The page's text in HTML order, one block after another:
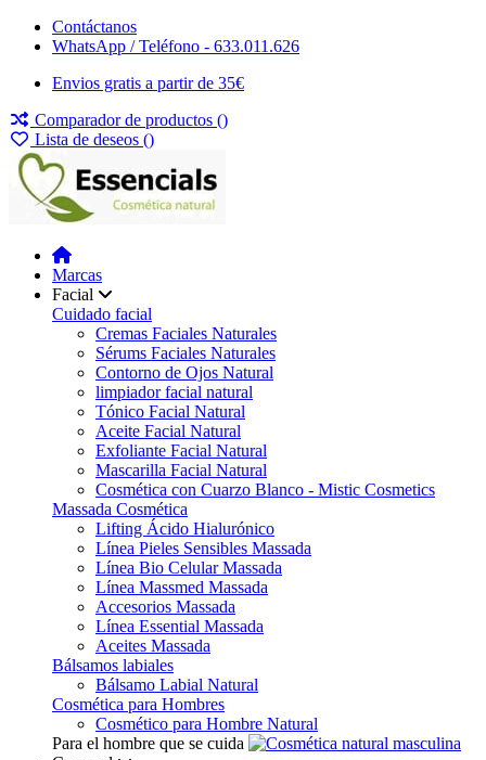
Contáctanos
WhatsApp / Teléfono - 633.011.626
Envios gratis a partir de 35€
Comparador de productos ()
Lista de deseos ()
Marcas
Facial
Cuidado facial
Cremas Faciales Naturales
Sérums Faciales Naturales
Contorno de Ojos Natural
limpiador facial natural
Tónico Facial Natural
Aceite Facial Natural
Exfoliante Facial Natural
Mascarilla Facial Natural
Cosmética con Cuarzo Blanco - Mistic Cosmetics
Massada Cosmética
Lifting Ácido Hialurónico
Línea Pieles Sensibles Massada
Línea Bio Celular Massada
Línea Massmed Massada
Accesorios Massada
Línea Essential Massada
Aceites Massada
Bálsamos labiales
Bálsamo Labial Natural
Cosmética para Hombres
Cosmético para Hombre Natural
Para el hombre que se cuida